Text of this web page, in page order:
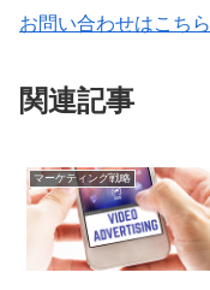
お問い合わせはこちら
関連記事
マーケティング戦略